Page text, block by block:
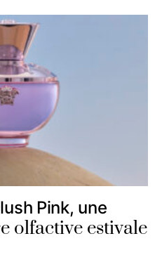
Pink, une
olfactive estivale